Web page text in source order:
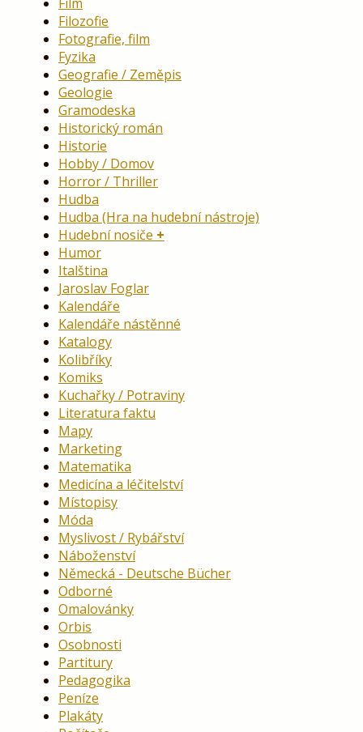
Filozofie
Fotografie, film
Fyzika
Geografie / Zeměpis
Geologie
Gramodeska
Historický román
Historie
Hobby / Domov
Horror / Thriller
Hudba
Hudba (Hra na hudební nástroje)
Hudební nosiče
Humor
Italština
Jaroslav Foglar
Kalendáře
Kalendáře nástěnné
Katalogy
Kolibříky
Komiks
Kuchařky / Potraviny
Literatura faktu
Mapy
Marketing
Matematika
Medicína a léčitelství
Místopisy
Móda
Myslivost / Rybářství
Náboženství
Německá - Deutsche Bücher
Odborné
Omalovánky
Orbis
Osobnosti
Partitury
Pedagogika
Peníze
Plakáty